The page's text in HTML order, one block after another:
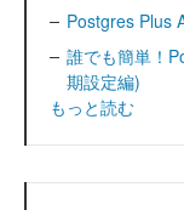
Postgres Plus
誰でも簡単！
期設定編)
もっと読む